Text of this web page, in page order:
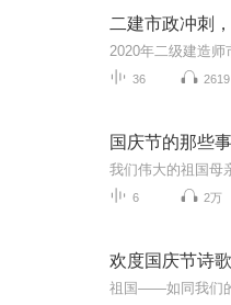
二建市政冲刺
36 2619
国庆节的那些
6 2万
欢度国庆节诗